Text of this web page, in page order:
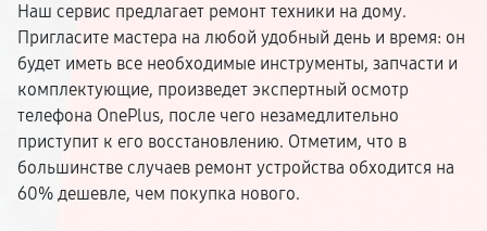
Наш сервис предлагает ремонт техники на дому.
Пригласите мастера на любой удобный день и время: он
будет иметь все необходимые инструменты, запчасти и
комплектующие, произведет экспертный осмотр
телефона OnePlus, после чего незамедлительно
приступит к его восстановлению. Отметим, что в
большинстве случаев ремонт устройства обходится на
60% дешевле, чем покупка нового.